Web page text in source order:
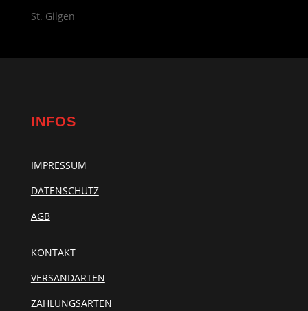
St. Gilgen
INFOS
IMPRESSUM
DATENSCHUTZ
AGB
KONTAKT
VERSANDARTEN
ZAHLUNGSARTEN